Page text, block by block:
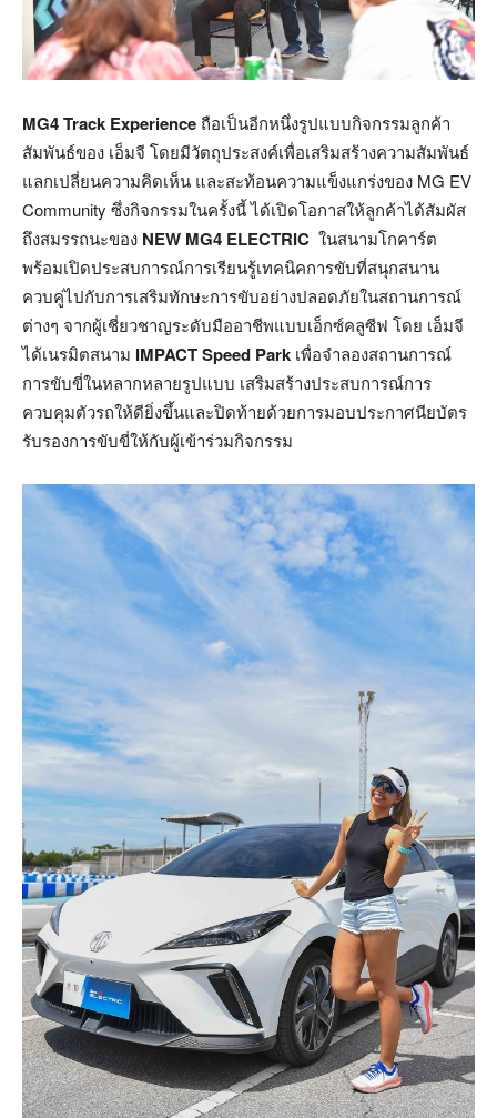
MG4 Track Experience ถือเป็นอีกหนึ่งรูปแบบกิจกรรมลูกค้า
สัมพันธ์ของ เอ็มจี โดยมีวัตถุประสงค์เพื่อเสริมสร้างความสัมพันธ์
แลกเปลี่ยนความคิดเห็น และสะท้อนความแข็งแกร่งของ MG EV
Community ซึ่งกิจกรรมในครั้งนี้ ได้เปิดโอกาสให้ลูกค้าได้สัมผัส
ถึงสมรรถนะของ NEW MG4 ELECTRIC ในสนามโกคาร์ต
พร้อมเปิดประสบการณ์การเรียนรู้เทคนิคการขับที่สนุกสนาน
ควบคู่ไปกับการเสริมทักษะการขับอย่างปลอดภัยในสถานการณ์
ต่างๆ จากผู้เชี่ยวชาญระดับมืออาชีพแบบเอ็กซ์คลูซีฟ โดย เอ็มจี
ได้เนรมิตสนาม IMPACT Speed Park เพื่อจำลองสถานการณ์
การขับขี่ในหลากหลายรูปแบบ เสริมสร้างประสบการณ์การ
ควบคุมตัวรถให้ดียิ่งขึ้นและปิดท้ายด้วยการมอบประกาศนียบัตร
รับรองการขับขี่ให้กับผู้เข้าร่วมกิจกรรม